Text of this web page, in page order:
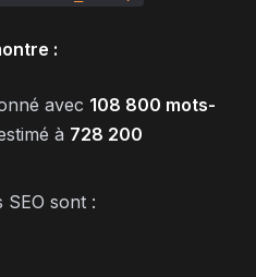
:
avec 108 800 mots-
à 728 200
sont :